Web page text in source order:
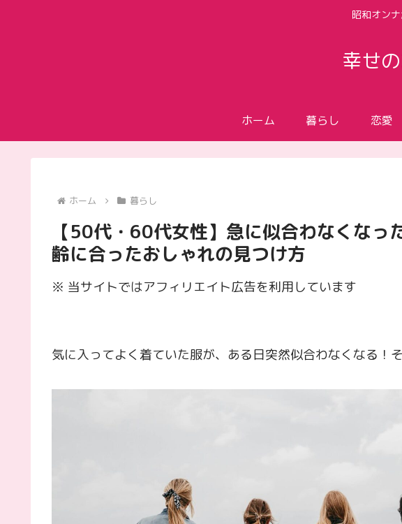
昭和オン
幸せ
ホーム 暮らし 恋愛
ホーム 暮らし
【50代・60代女性】急に似合わなくなっ
齢に合ったおしゃれの見つけ方
※ 当サイトではアフィリエイト広告を利用しています
気に入ってよく着ていた服が、ある日突然似合わなくなる！